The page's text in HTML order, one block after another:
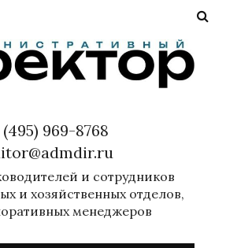
(495) 969-8768
и сотрудников
и хозяйственных отделов,
менеджеров